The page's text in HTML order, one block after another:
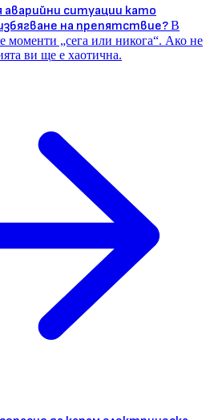
аварийни ситуации като
на препятствие?В
моменти „сега или никога“. Ако не
ви ще е хаотична.